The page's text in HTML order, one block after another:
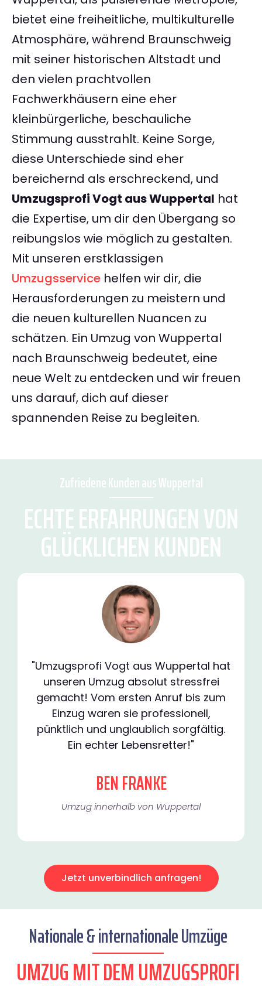
bietet eine freiheitliche, multikulturelle
Atmosphäre, während Braunschweig
mit seiner historischen Altstadt und
den vielen prachtvollen
Fachwerkhäusern eine eher
kleinbürgerliche, beschauliche
Stimmung ausstrahlt. Keine Sorge,
diese Unterschiede sind eher
bereichernd als erschreckend, und
Umzugsprofi Vogt aus Wuppertal hat
die Expertise, um dir den Übergang so
reibungslos wie möglich zu gestalten.
Mit unseren erstklassigen
Umzugsservice helfen wir dir, die
Herausforderungen zu meistern und
die neuen kulturellen Nuancen zu
schätzen. Ein Umzug von Wuppertal
nach Braunschweig bedeutet, eine
neue Welt zu entdecken und wir freuen
uns darauf, dich auf dieser
spannenden Reise zu begleiten.
Zufriedene Kunden aus Wuppertal
ECHTE ERFAHRUNGEN VON
GLÜCKLICHEN KUNDEN
"Umzugsprofi Vogt aus Wuppertal hat
unseren Umzug absolut stressfrei
gemacht! Vom ersten Anruf bis zum
Einzug waren sie professionell,
pünktlich und unglaublich sorgfältig.
Ein echter Lebensretter!"
BEN FRANKE
Umzug innerhalb von Wuppertal​
Jetzt unverbindlich anfragen!
Nationale & internationale Umzüge
UMZUG MIT DEM UMZUGSPROFI